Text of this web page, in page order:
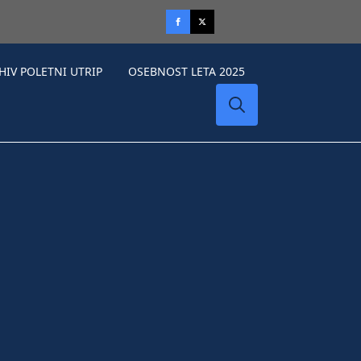
POLETNI UTRIP OSEBNOST LETA 2025